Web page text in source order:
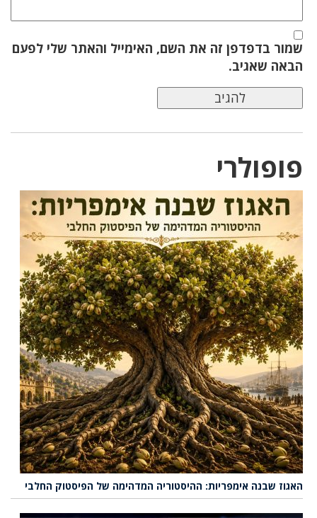
שמור בדפדפן זה את השם, האימייל והאתר שלי לפעם
הבאה שאגיב.
פופולרי
האגוז שבנה אימפריות: ההיסטוריה המדהימה של הפיסטוק החלבי